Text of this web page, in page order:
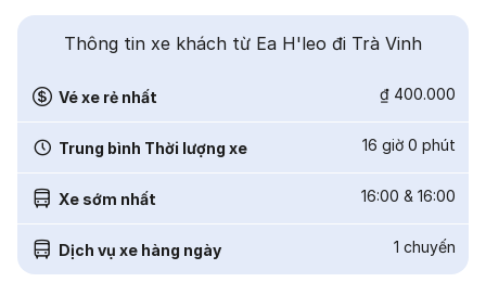
Thông tin xe khách từ Ea H'leo đi Trà Vinh
Vé xe rẻ nhất ₫ 400.000
Trung bình Thời lượng xe 16 giờ 0 phút
Xe sớm nhất 16:00 & 16:00
Dịch vụ xe hàng ngày 1 chuyến